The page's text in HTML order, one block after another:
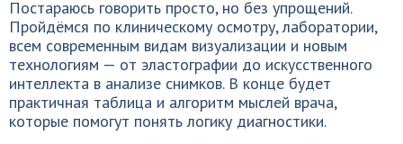
Постараюсь говорить просто, но без упрощений.
Пройдёмся по клиническому осмотру, лаборатории,
всем современным видам визуализации и новым
технологиям — от эластографии до искусственного
интеллекта в анализе снимков. В конце будет
практичная таблица и алгоритм мыслей врача,
которые помогут понять логику диагностики.